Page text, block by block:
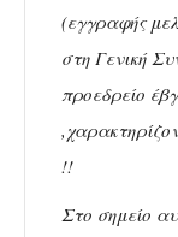
(εγγραφής
στη Γενική
προεδρείο
!!
Στο σημείο